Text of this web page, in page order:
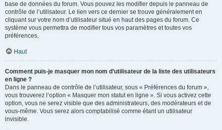
base de données du forum. Vous pouvez les modifier depuis le panneau de
contrôle de l’utilisateur. Le lien vers ce dernier se trouve généralement en
cliquant sur votre nom d’utilisateur situé en haut des pages du forum. Ce
système vous permettra de modifier tous vos paramètres et toutes vos
préférences.
Haut
Comment puis-je masquer mon nom d’utilisateur de la liste des utilisateurs
en ligne ?
Dans le panneau de contrôle de l’utilisateur, sous « Préférences du forum »,
vous trouverez l’option « Masquer mon statut en ligne ». Si vous activez cette
option, vous ne serez visible que des administrateurs, des modérateurs et de
vous-même. Vous serez alors comptabilisé comme étant un utilisateur
invisible.